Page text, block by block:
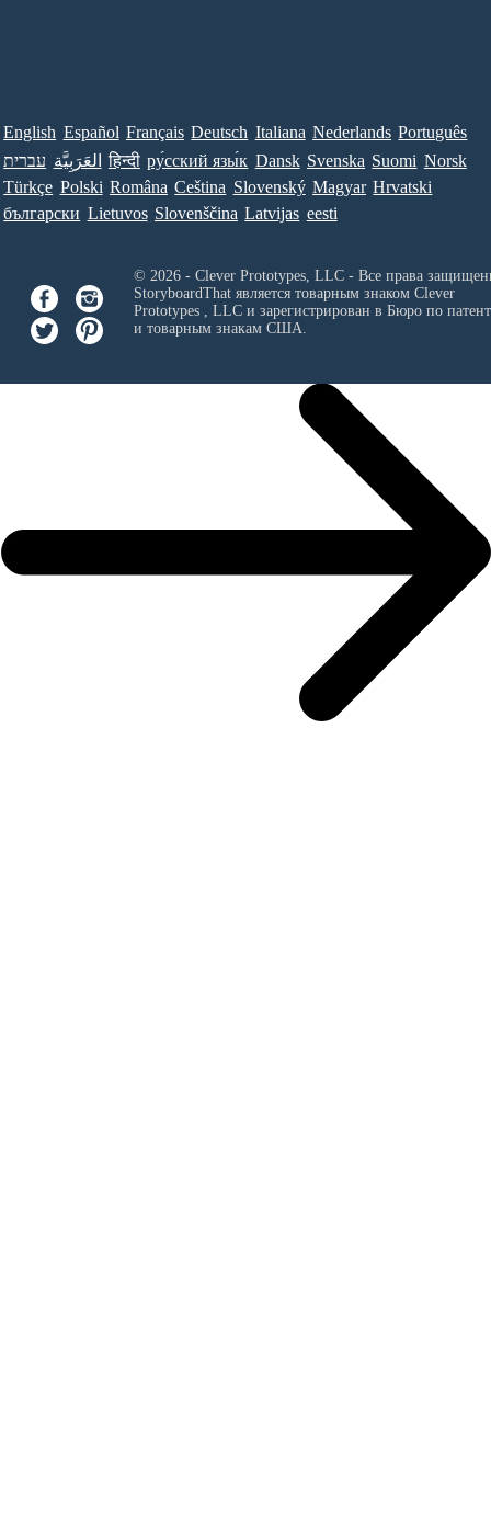
English Español Français Deutsch Italiana Nederlands Português
עברית العَرَبِيَّة हिन्दी ру́сский язы́к Dansk Svenska Suomi Norsk
Türkçe Polski Româna Ceština Slovenský Magyar Hrvatski
български Lietuvos Slovenščina Latvijas eesti
© 2026 - Clever Prototypes, LLC - Все права
StoryboardThat является товарным знаком Clever
Prototypes , LLCи зарегистрирован в Бюро по
и товарным знакам США.